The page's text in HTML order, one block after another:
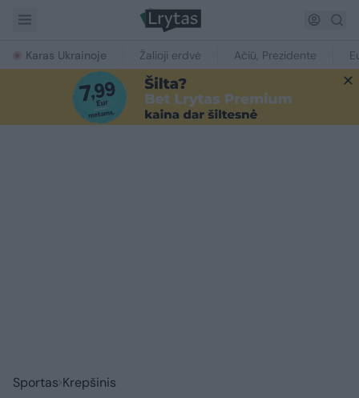
Karas Ukrainoje Žalioji erdvė Ačiū, Prezidente
Sportas Krepšinis